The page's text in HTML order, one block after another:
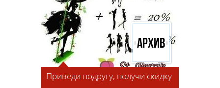
Приведи подругу, получи скидку
Архив